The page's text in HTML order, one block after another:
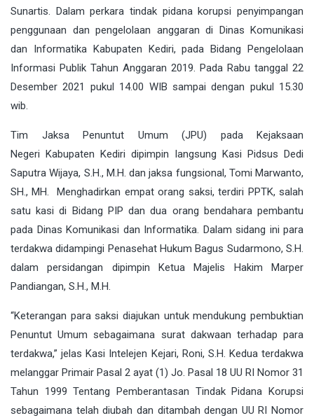
Sunartis. Dalam perkara tindak pidana korupsi penyimpangan
penggunaan dan pengelolaan anggaran di Dinas Komunikasi
dan Informatika Kabupaten Kediri, pada Bidang Pengelolaan
Informasi Publik Tahun Anggaran 2019. Pada Rabu tanggal 22
Desember 2021 pukul 14.00 WIB sampai dengan pukul 15.30
wib.
Tim Jaksa Penuntut Umum (JPU) pada Kejaksaan
Negeri Kabupaten Kediri dipimpin langsung Kasi Pidsus Dedi
Saputra Wijaya, S.H., M.H. dan jaksa fungsional, Tomi Marwanto,
SH., MH. Menghadirkan empat orang saksi, terdiri PPTK, salah
satu kasi di Bidang PIP dan dua orang bendahara pembantu
pada Dinas Komunikasi dan Informatika. Dalam sidang ini para
terdakwa didampingi Penasehat Hukum Bagus Sudarmono, S.H.
dalam persidangan dipimpin Ketua Majelis Hakim Marper
Pandiangan, S.H., M.H.
“Keterangan para saksi diajukan untuk mendukung pembuktian
Penuntut Umum sebagaimana surat dakwaan terhadap para
terdakwa,” jelas Kasi Intelejen Kejari, Roni, S.H. Kedua terdakwa
melanggar Primair Pasal 2 ayat (1) Jo. Pasal 18 UU RI Nomor 31
Tahun 1999 Tentang Pemberantasan Tindak Pidana Korupsi
sebagaimana telah diubah dan ditambah dengan UU RI Nomor